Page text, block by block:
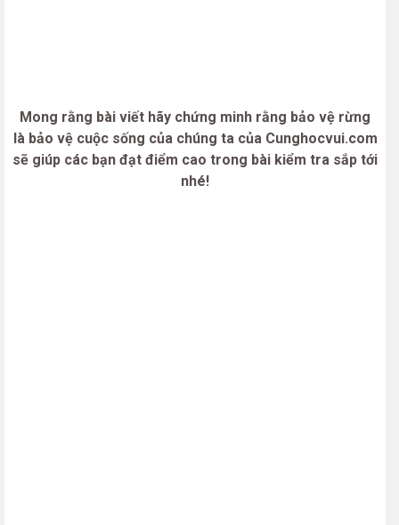
Mong rằng bài viết hãy chứng minh rằng bảo vệ rừng
là bảo vệ cuộc sống của chúng ta của Cunghocvui.com
sẽ giúp các bạn đạt điểm cao trong bài kiểm tra sắp tới
nhé!